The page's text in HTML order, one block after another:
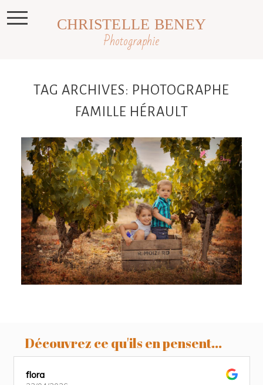
Photographie
CHRISTELLE BENEY
TAG ARCHIVES: PHOTOGRAPHE
FAMILLE HÉRAULT
Aveline et sa jolie famille, séance
extérieur dans les vignes, Hérault 34
Découvrez ce qu'ils en pensent...
flora